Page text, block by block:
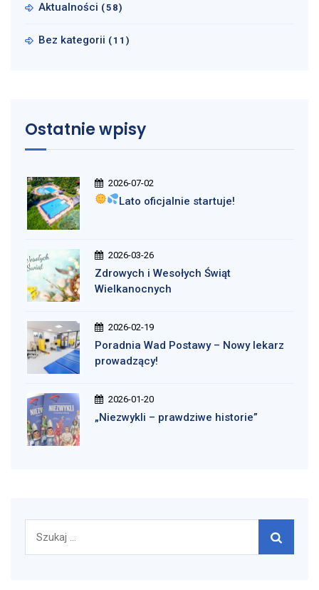
Aktualności (58)
Bez kategorii (11)
Ostatnie wpisy
2026-07-02
Lato oficjalnie startuje!
2026-03-26
Zdrowych i Wesołych Świąt
Wielkanocnych
2026-02-19
Poradnia Wad Postawy – Nowy lekarz
prowadzący!
2026-01-20
„Niezwykli – prawdziwe historie”